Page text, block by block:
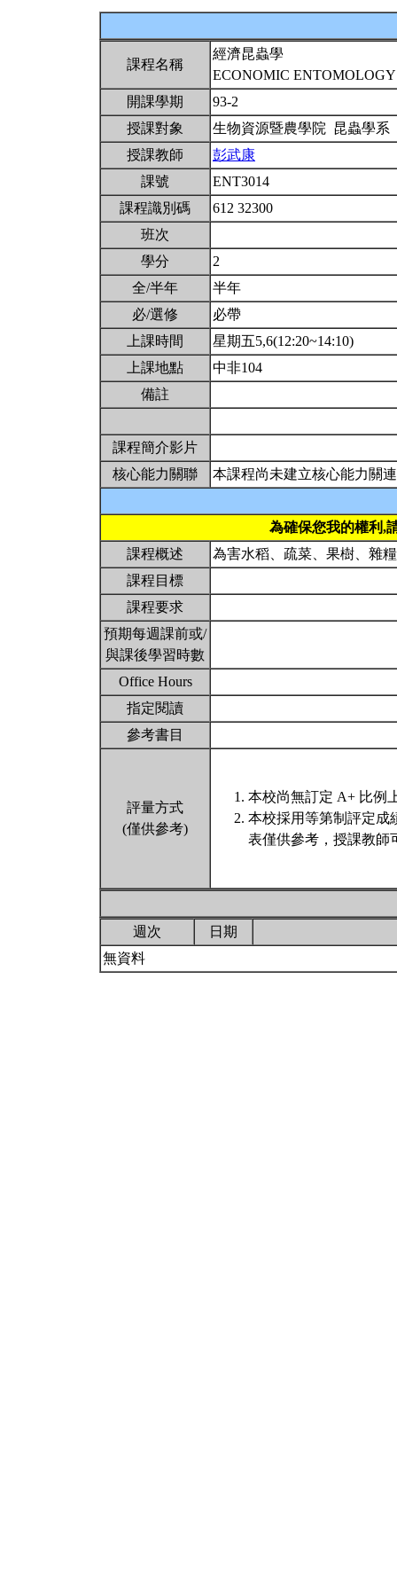
課程名稱
經濟昆蟲學
ECONOMIC
開課學期
93-2
授課對象
生物資源暨農學院 昆蟲學系
授課教師
彭武康
課號
ENT3014
課程識別碼
612 32300
班次
學分
2
全/半年
半年
必/選修
必帶
上課時間
星期五5,6(12:20~14:10)
上課地點
中非104
備註
課程簡介影片
核心能力關聯
本課程尚未建立核心能力關連
為確保您我的權利,
課程概述
為害水稻、疏菜、果樹、雜
課程目標
課程要求
預期每週課前或/
與課後學習時數
Office Hours
指定閱讀
參考書目
評量方式
(僅供參考)
本校尚無訂定 A+ 比例
本校採用等第制評定成
表僅供參考，授課教師
週次
日期
無資料